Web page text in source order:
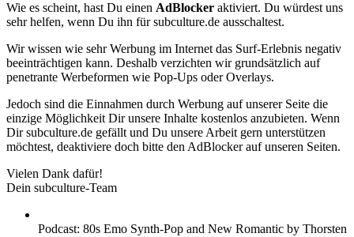
Wie es scheint, hast Du einen AdBlocker aktiviert. Du würdest uns
sehr helfen, wenn Du ihn für subculture.de ausschaltest.
Wir wissen wie sehr Werbung im Internet das Surf-Erlebnis negativ
beeinträchtigen kann. Deshalb verzichten wir grundsätzlich auf
penetrante Werbeformen wie Pop-Ups oder Overlays.
Jedoch sind die Einnahmen durch Werbung auf unserer Seite die
einzige Möglichkeit Dir unsere Inhalte kostenlos anzubieten. Wenn
Dir subculture.de gefällt und Du unsere Arbeit gern unterstützen
möchtest, deaktiviere doch bitte den AdBlocker auf unseren Seiten.
Vielen Dank dafür!
Dein subculture-Team
Podcast: 80s Emo Synth-Pop and New Romantic by Thorsten